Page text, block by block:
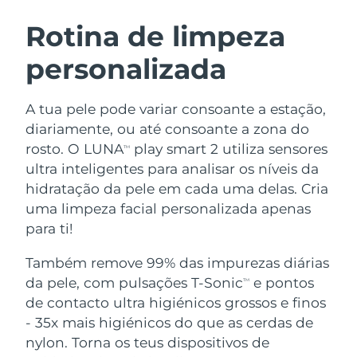
Rotina de limpeza
personalizada
A tua pele pode variar consoante a estação,
diariamente, ou até consoante a zona do
rosto. O LUNATM
play smart 2 utiliza sensores
ultra inteligentes para analisar os níveis da
hidratação da pele em cada uma delas. Cria
uma limpeza facial personalizada apenas
para ti!
Também remove 99% das impurezas diárias
da pele, com pulsações T-SonicTM
e pontos
de contacto ultra higiénicos grossos e finos
- 35x mais higiénicos do que as cerdas de
nylon. Torna os teus dispositivos de
LUNA™ 4 kit
Anti-aging massage
LUNA™ 4 Plus
LUNA™ 4 Men
For men, anti-aging massage
BEAR™ 2 kit
Microcurrent toning
BEAR™ 2 go
BEAR™ 2 eyes & lips
Microcurrent line smoothing device
Hidratação
UFO™ 3 kit
UFO™ 3 LED
Near-infrared and red light therapy
device
Cuidado oral
issa™ 4 plus
Smart hybrid silicone sonic toothbrush
TRATAMENTO ANTIENVELHECIMENTO
FAQ™
Antienvelhecimento Tratamentos LED
NEW
Áustria
Barein Entrega prevista
Bélgica
Bermudas Entrega prevista8/18/26
Bósnia e
Herzegovina
Entrega prevista 8/15/26
Brunei
Bulgária Entrega prevista8/12/26
Canadá Entrega prevista8/16/26
Chile Entrega prevista